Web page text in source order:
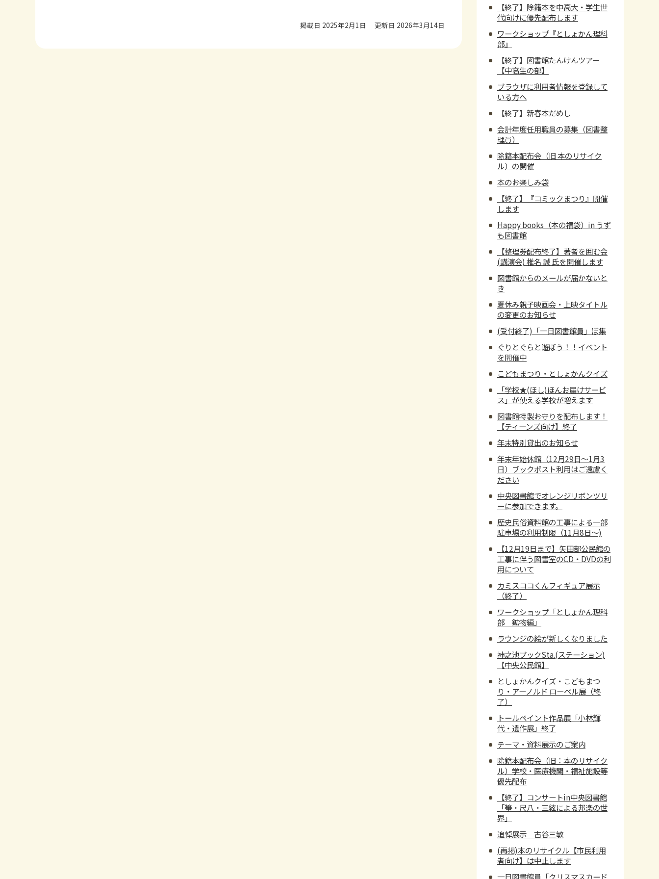
掲載日 2025年2月1日 更新日 2026年3月14日
【終了】除籍本を中高大・学生世
代向けに優先配布します
ワークショップ『としょかん理科
部』
【終了】図書館たんけんツアー
【中高生の部】
ブラウザに利用者情報を登録して
いる方へ
【終了】新春本だめし
会計年度任用職員の募集（図書整
理員）
除籍本配布会（旧 本のリサイク
ル）の開催
本のお楽しみ袋
【終了】『コミックまつり』開催
します
Happy books（本の福袋）in うず
も図書館
【整理券配布終了】著者を囲む会
(講演会) 椎名 誠 氏を開催します
図書館からのメールが届かないと
き
夏休み親子映画会・上映タイトル
の変更のお知らせ
(受付終了)「一日図書館員」ぼ集
ぐりとぐらと遊ぼう！！イベント
を開催中
こどもまつり・としょかんクイズ
「学校★(ほし)ほんお届けサービ
ス」が使える学校が増えます
図書館特製お守りを配布します！
【ティーンズ向け】終了
年末特別貸出のお知らせ
年末年始休館（12月29日～1月3
日）ブックポスト利用はご遠慮く
ださい
中央図書館でオレンジリボンツリ
ーに参加できます。
歴史民俗資料館の工事による一部
駐車場の利用制限（11月8日～)
【12月19日まで】矢田部公民館の
工事に伴う図書室のCD・DVDの利
用について
カミスココくんフィギュア展示
（終了）
ワークショップ「としょかん理科
部 鉱物編」
ラウンジの絵が新しくなりました
神之池ブックSta.(ステーション)
【中央公民館】
としょかんクイズ・こどもまつ
り・アーノルド ローベル展（終
了）
トールペイント作品展「小林輝
代・遺作展」終了
テーマ・資料展示のご案内
除籍本配布会（旧：本のリサイク
ル）学校・医療機関・福祉施設等
優先配布
【終了】コンサートin中央図書館
「箏・尺八・三絃による邦楽の世
界」
追悼展示 古谷三敏
(再掲)本のリサイクル【市民利用
者向け】は中止します
一日図書館員「クリスマスカード